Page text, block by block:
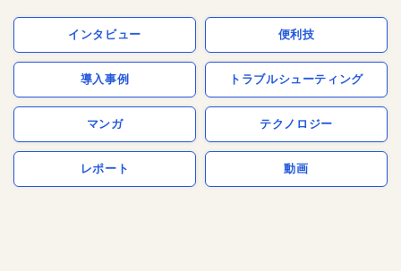
インタビュー 便利技
導入事例 トラブルシューティング
マンガ テクノロジー
レポート 動画